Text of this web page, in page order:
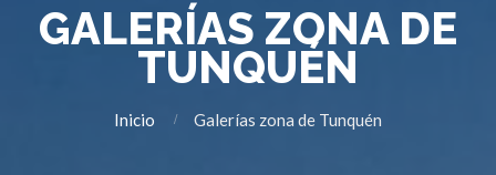
GALERÍAS ZONA DE
TUNQUÉN
Inicio Galerías zona de Tunquén